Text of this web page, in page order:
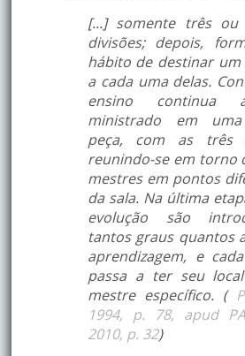
[...] somente três ou
divisões; depois,
hábito de destinar um
a cada uma delas.
ensino continua
ministrado em
peça, com as três
reunindo-se em torno
mestres em pontos
da sala. Na última
evolução são
tantos graus quantos
aprendizagem, e
passa a ter seu
mestre específico. (
1994, p. 78, apud
2010, p. 32)